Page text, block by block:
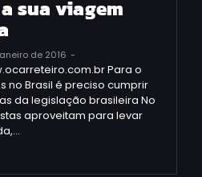
sua viagem
de 2016 -
Para o
no Brasil é preciso cumprir
da legislação brasileira No
aproveitam para levar